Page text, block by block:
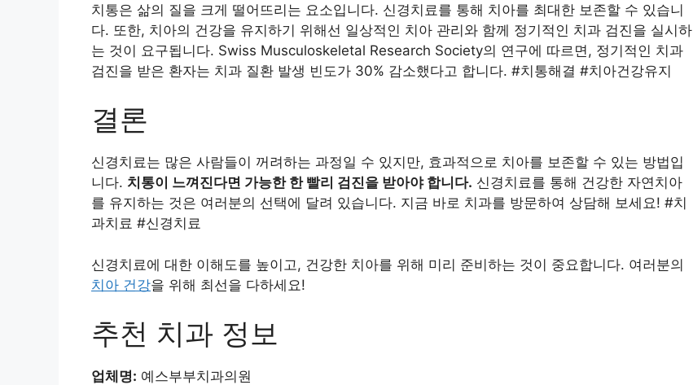
치통은 삶의 질을 크게 떨어뜨리는 요소입니다. 신경치료를 통해 치아를 최대한 보존할 수 있습니
다. 또한, 치아의 건강을 유지하기 위해선 일상적인 치아 관리와 함께 정기적인 치과 검진을 실시하
는 것이 요구됩니다. Swiss Musculoskeletal Research Society의 연구에 따르면, 정기적인 치과
검진을 받은 환자는 치과 질환 발생 빈도가 30% 감소했다고 합니다. #치통해결 #치아건강유지
결론
신경치료는 많은 사람들이 꺼려하는 과정일 수 있지만, 효과적으로 치아를 보존할 수 있는 방법입
니다. 치통이 느껴진다면 가능한 한 빨리 검진을 받아야 합니다. 신경치료를 통해 건강한 자연치아
를 유지하는 것은 여러분의 선택에 달려 있습니다. 지금 바로 치과를 방문하여 상담해 보세요! #치
과치료 #신경치료
신경치료에 대한 이해도를 높이고, 건강한 치아를 위해 미리 준비하는 것이 중요합니다. 여러분의
치아 건강을 위해 최선을 다하세요!
추천 치과 정보
업체명: 예스부부치과의원